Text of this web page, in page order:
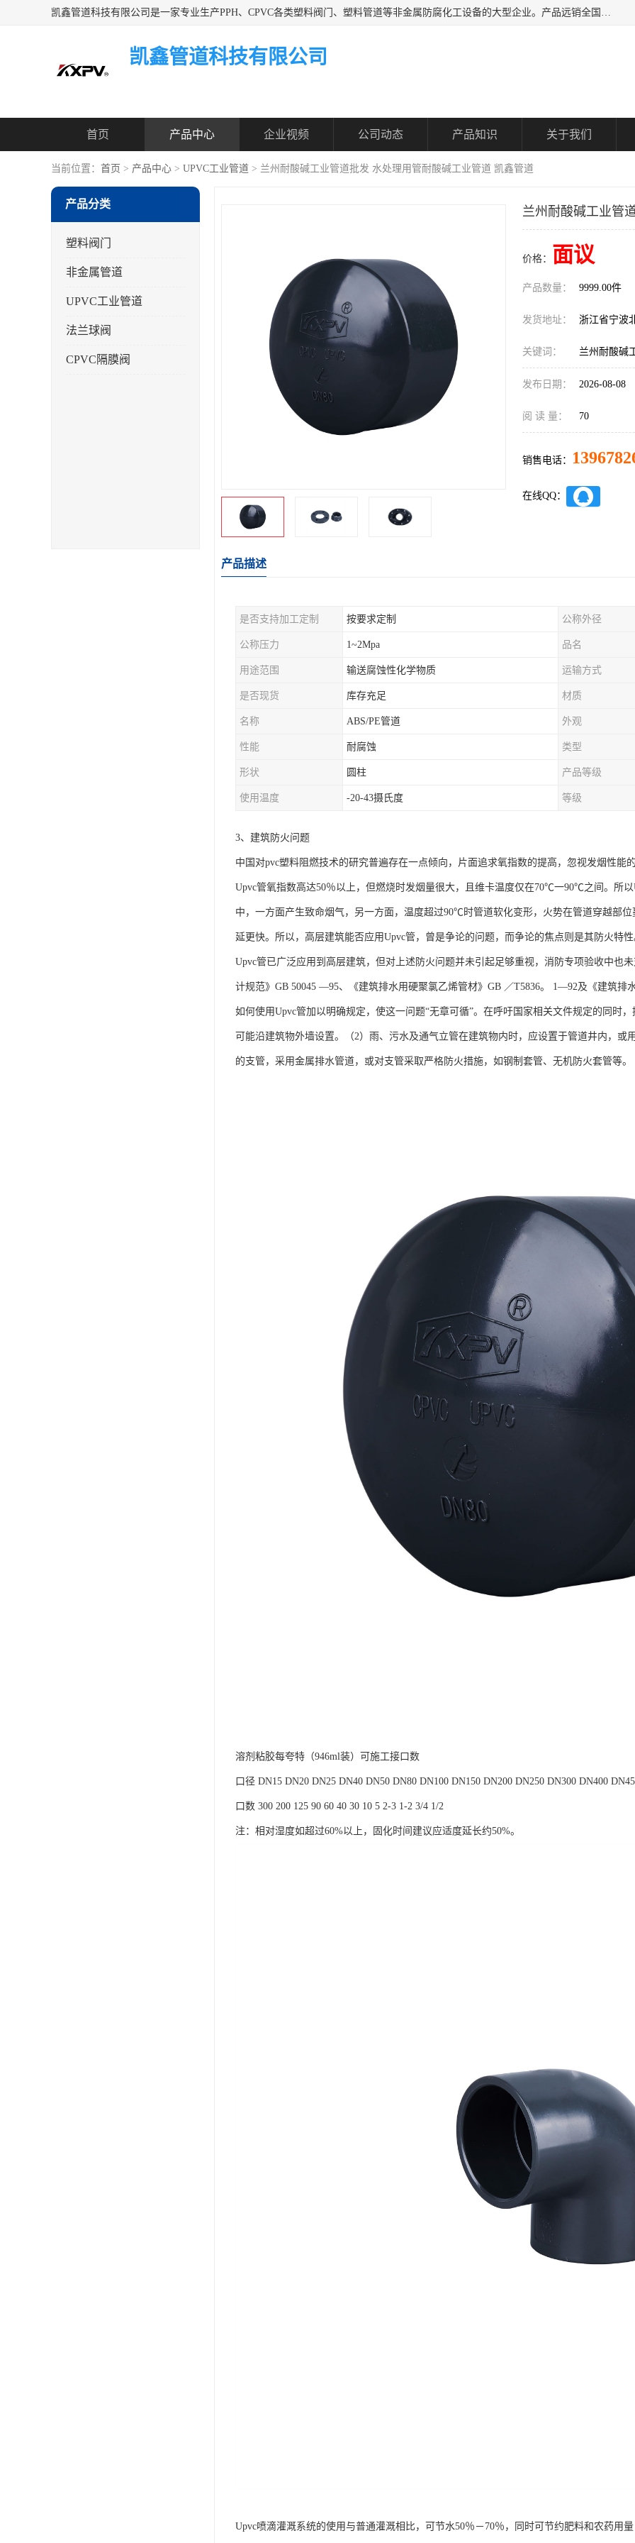
凯鑫管道科技有限公司是一家专业生产PPH、CPVC各类塑料阀门、塑料管道等非金属防腐化工设备的大型企业。产品远销全国三十一个省、市、自治区,广泛应用于化工、石油、氯碱、染料、制药、农药等行业，深受广大用户欢迎，是目前国内生产化工泵、阀门规模较大的生产基地之一。
凯鑫管道科技有限公司
首页 产品中心 企业视频 公司动态 产品知识 关于我们
当前位置： 首页 > 产品中心 > UPVC工业管道 > 兰州耐酸碱工业管道批发 水处理用管耐酸碱工业管道 凯鑫管道
产品分类
塑料阀门
非金属管道
UPVC工业管道
法兰球阀
CPVC隔膜阀
兰州耐酸碱工业管
价格： 面议
产品数量： 9999.00件
发货地址： 浙江省宁波
关键词： 兰州耐酸碱
发布日期： 2026-08-08
阅 读 量： 70
销售电话：
在线QQ：
产品描述
是否支持加工定制 按要求定制 公称外径
公称压力 1~2Mpa 品名
用途范围 输送腐蚀性化学物质 运输方式
是否现货 库存充足 材质
名称 ABS/PE管道 外观
性能 耐腐蚀 类型
形状 圆柱 产品等级
使用温度 -20-43摄氏度 等级
3、建筑防火问题
中国对pvc塑料阻燃技术的研究普遍存在一点倾向，片面追求氧指数的提高，忽视发烟性能
Upvc管氧指数高达50％以上，但燃烧时发烟量很大，且维卡温度仅在70℃一90℃之间。所
中，一方面产生致命烟气，另一方面，温度超过90℃时管道软化变形，火势在管道穿越部
延更快。所以，高层建筑能否应用Upvc管，曾是争论的问题，而争论的焦点则是其防火特
Upvc管已广泛应用到高层建筑，但对上述防火问题并未引起足够重视，消防专项验收中也
计规范》GB 50045 —95、《建筑排水用硬聚氯乙烯管材》GB ／T5836。 1—92及《建筑排
如何使用Upvc管加以明确规定，使这一问题“无章可循”。在呼吁国家相关文件规定的同时
可能沿建筑物外墙设置。（2）雨、污水及通气立管在建筑物内时，应设置于管道井内，
的支管，采用金属排水管道，或对支管采取严格防火措施，如钢制套管、无机防火套管等
溶剂粘胶每夸特（946ml装）可施工接口数
口径 DN15 DN20 DN25 DN40 DN50 DN80 DN100 DN150 DN200 DN250 DN300 DN400
口数 300 200 125 90 60 40 30 10 5 2-3 1-2 3/4 1/2
注：相对湿度如超过60%以上，固化时间建议应适度延长约50%。
Upvc喷滴灌溉系统的使用与普通灌溉相比，可节水50％－70％，同时可节约肥料和农药用